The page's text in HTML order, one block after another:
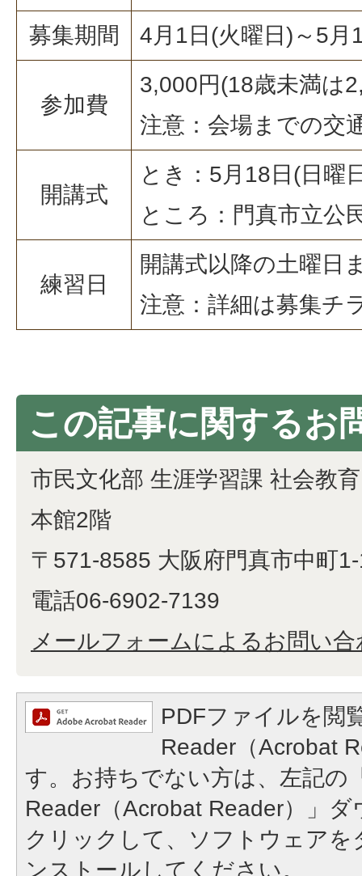
募集期間
4月1日(火曜日)～5月
参加費
3,000円(18歳未満は
注意：会場までの交
開講式
とき：5月18日(日曜
ところ：門真市立公
練習日
開講式以降の土曜日
注意：詳細は募集チ
この記事に関するお
市民文化部 生涯学習課 社会教
本館2階
〒571-8585 大阪府門真市中町
電話06-6902-7139
メールフォームによるお問い合
PDFファイルを閲
Reader（Acrobat
す。お持ちでない方は、左記の
Reader（Acrobat Reader）」
クリックして、ソフトウェア
ンストールしてください。